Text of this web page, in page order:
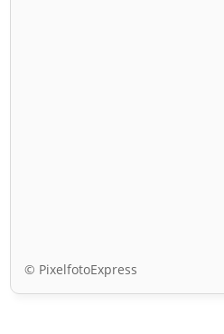
© PixelfotoExpress